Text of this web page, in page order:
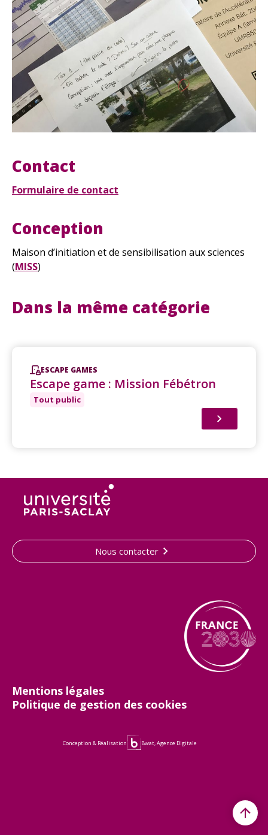
Contact
Formulaire de contact
Conception
Maison d’initiation et de sensibilisation aux sciences
(MISS)
Dans la même catégorie
ESCAPE GAMES
Escape game : Mission Fébétron
Tout public
Nous contacter
Mentions légales
Politique de gestion des cookies
Conception & Réalisation Bwat, Agence Digitale